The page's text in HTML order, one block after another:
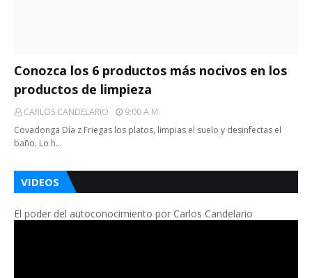
Conozca los 6 productos más nocivos en los
productos de limpieza
CARLOS CANDELARIO
9:00 A.m.
Covadonga Día z Friegas los platos, limpias el suelo y desinfectas el
baño. Lo h…
VIDEOS
El poder del autoconocimiento por Carlos Candelario